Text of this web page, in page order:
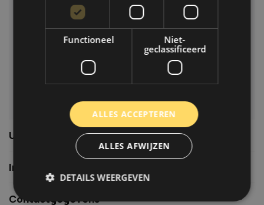
Klantenservice
Veelgestelde vragen
06-39119169
info@autoklusser.nl
Usefull links
Informatie
Contactgegevens
Functioneel
Niet-
geclassificeerd
ALLES ACCEPTEREN
ALLES AFWIJZEN
DETAILS WEERGEVEN